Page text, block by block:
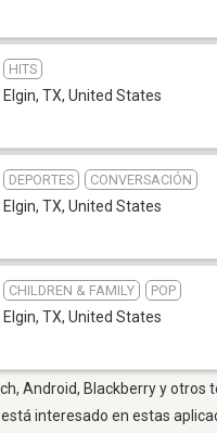
HITS
Elgin, TX, United States
DEPORTES CONVERSACIÓN
Elgin, TX, United States
CHILDREN & FAMILY POP
Elgin, TX, United States
Android, Blackberry y
interesado en estas